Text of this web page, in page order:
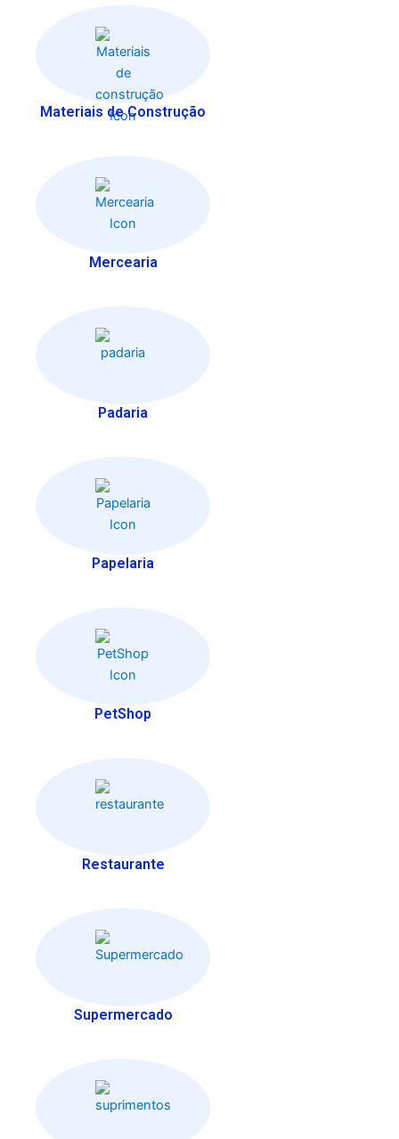
Materiais de Construção
Mercearia
Padaria
Papelaria
PetShop
Restaurante
Supermercado